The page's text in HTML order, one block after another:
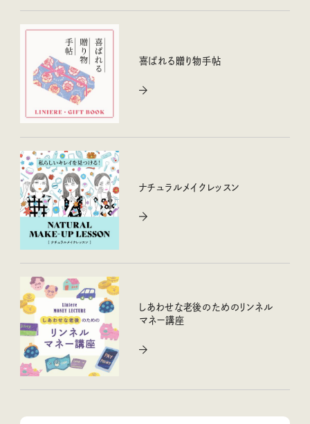
喜ばれる贈り物手帖
ナチュラルメイクレッスン
しあわせな老後のためのリンネル
マネー講座